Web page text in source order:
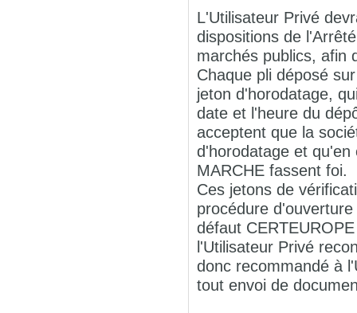
L'Utilisateur Privé
dispositions de
marchés publics, afin
Chaque pli déposé
jeton d'horodatage,
date et l'heure du
acceptent que la
d'horodatage et
MARCHE fassent foi.
Ces jetons de
procédure
défaut
l'Utilisateur Privé
donc recommandé à
tout envoi de